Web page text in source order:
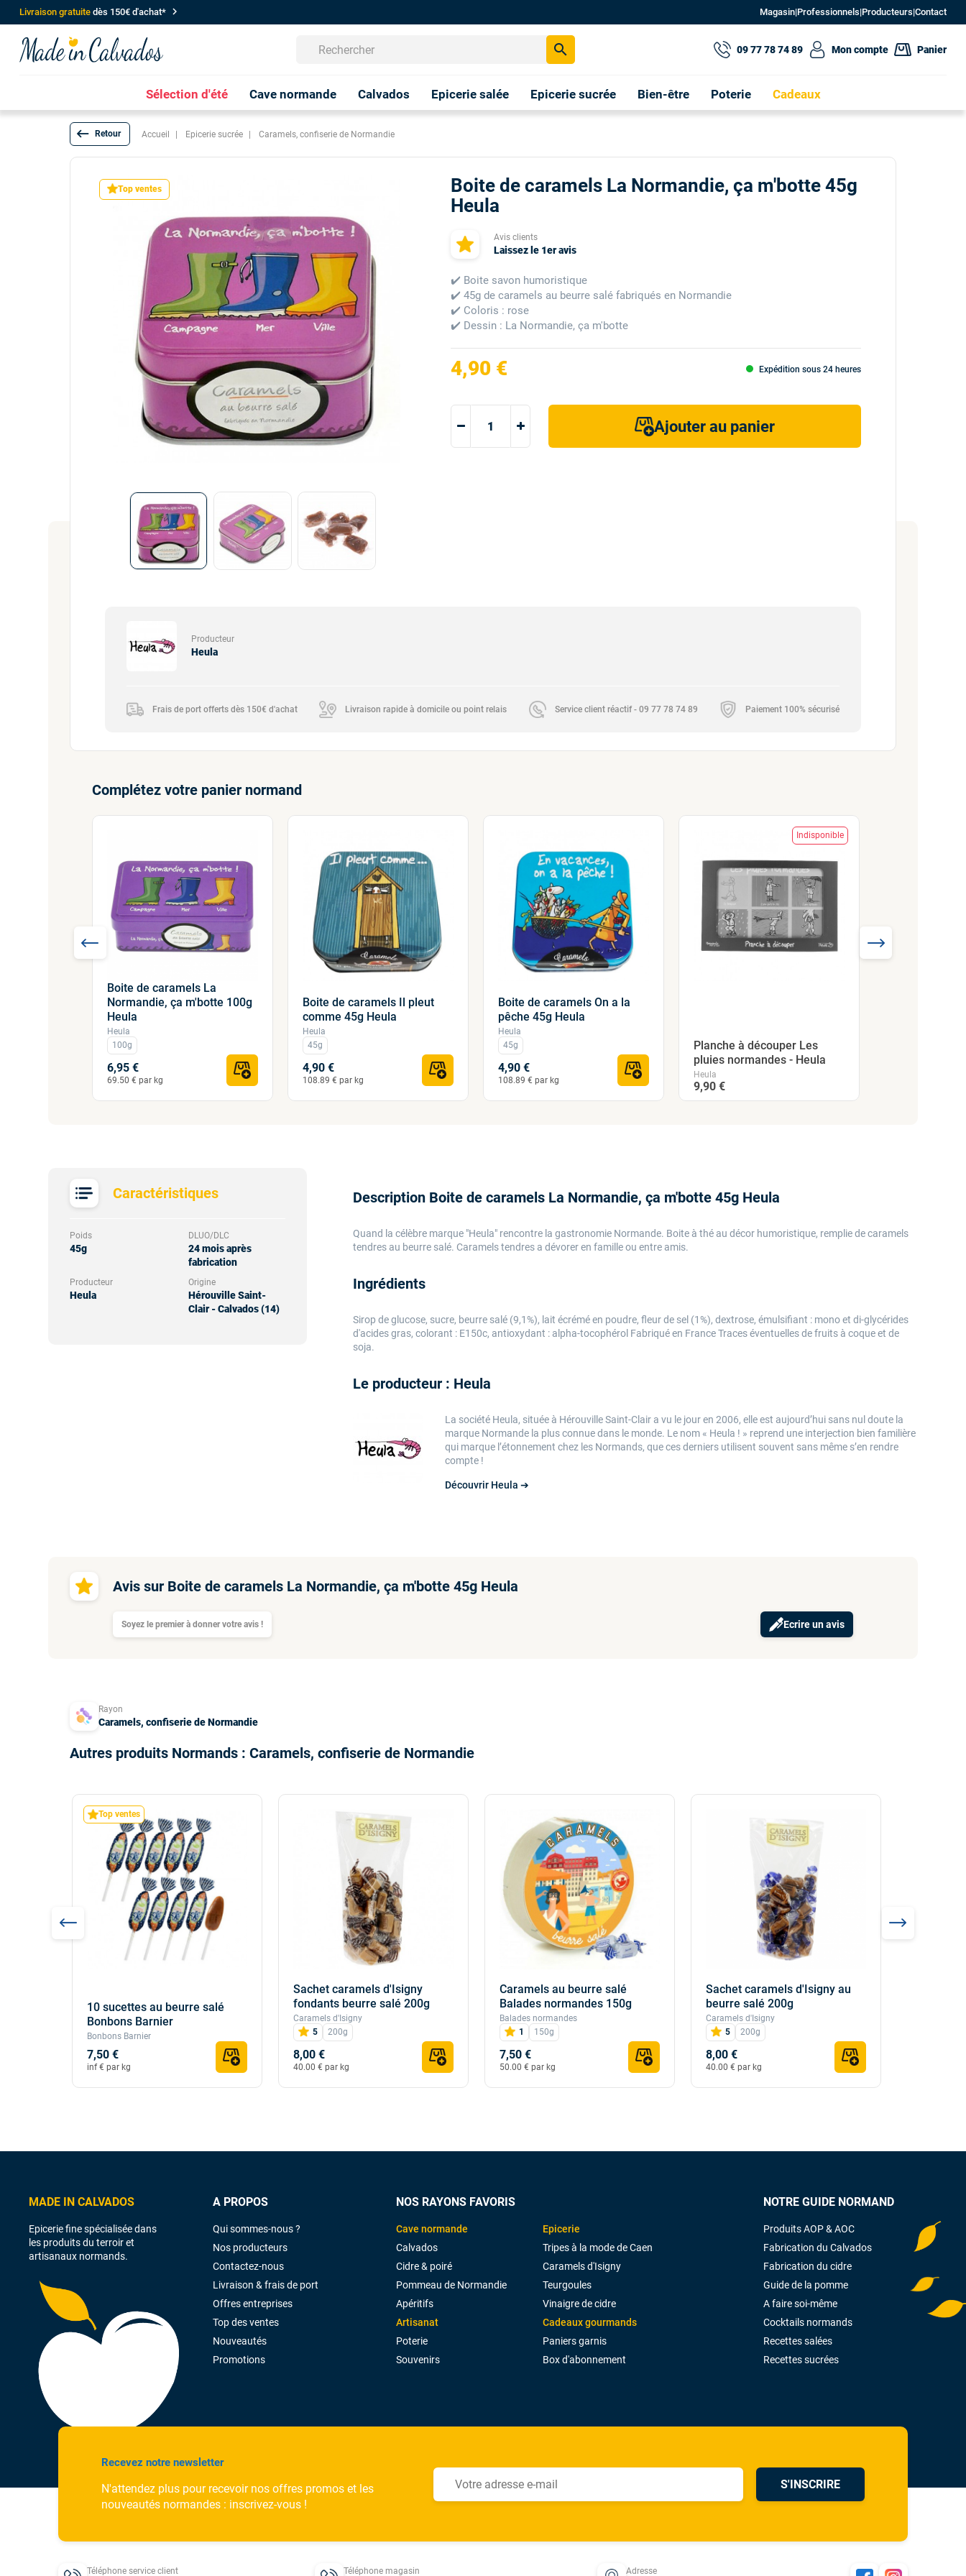
Livraison gratuitedès 150€ d'achat* chevron_right Magasin|Professionnels|Producteurs|Contact
search
Sélection d'été Cave normande Calvados Epicerie salée Epicerie sucrée Bien-être Poterie Cadeaux
09 77 78 74 89 Mon compte Panier
keyboard_backspace Accueil Epicerie sucrée Caramels, confiserie de Normandie
Boite de caramels La Normandie, ça m'botte 45g
Heula
Avis clients
Laissez le 1er avis
✔️ Boite savon humoristique
✔️ 45g de caramels au beurre salé fabriqués en Normandie
✔️ Coloris : rose
✔️ Dessin : La Normandie, ça m'botte
4,90 € Expédition sous 24 heures
Ajouter au panier
Producteur
Heula
Frais de port offerts dès 150€ d'achat Livraison rapide à domicile ou point relais Service client réactif - 09 77 78 74 89 Paiement 100% sécurisé
Complétez votre panier normand
Boite de caramels La
Normandie, ça m'botte 100g
Heula
Heula
100g
6,95 €
69.50 € par kg
Boite de caramels Il pleut
comme 45g Heula
Heula
45g
4,90 €
108.89 € par kg
Boite de caramels On a la
pêche 45g Heula
Heula
45g
4,90 €
108.89 € par kg
Indisponible
Planche à découper Les
pluies normandes - Heula
Heula
9,90 €
Caractéristiques
Poids
45g
DLUO/DLC
24 mois après
fabrication
Producteur
Heula
Origine
Hérouville Saint-
Clair - Calvados (14)
Description Boite de caramels La Normandie, ça m'botte 45g Heula
Quand la célèbre marque "Heula" rencontre la gastronomie Normande. Boite à thé au décor humoristique, remplie de caramels
tendres au beurre salé. Caramels tendres a dévorer en famille ou entre amis.
Ingrédients
Sirop de glucose, sucre, beurre salé (9,1%), lait écrémé en poudre, fleur de sel (1%), dextrose, émulsifiant : mono et di-glycérides
d'acides gras, colorant : E150c, antioxydant : alpha-tocophérol Fabriqué en France Traces éventuelles de fruits à coque et de
soja.
Le producteur : Heula
La société Heula, située à Hérouville Saint-Clair a vu le jour en 2006, elle est aujourd’hui sans nul doute la
marque Normande la plus connue dans le monde. Le nom « Heula ! » reprend une interjection bien familière
qui marque l’étonnement chez les Normands, que ces derniers utilisent souvent sans même s’en rendre
compte !
Découvrir Heula ➔
Avis sur Boite de caramels La Normandie, ça m'botte 45g Heula
Soyez le premier à donner votre avis ! Ecrire un avis
Rayon
Caramels, confiserie de Normandie
Autres produits Normands : Caramels, confiserie de Normandie
Top ventes
10 sucettes au beurre salé
Bonbons Barnier
Bonbons Barnier
7,50 €
inf € par kg
Sachet caramels d'Isigny
fondants beurre salé 200g
Caramels d'Isigny
5
200g
8,00 €
40.00 € par kg
Caramels au beurre salé
Balades normandes 150g
Balades normandes
1
150g
7,50 €
50.00 € par kg
Sachet caramels d'Isigny au
beurre salé 200g
Caramels d'Isigny
5
200g
8,00 €
40.00 € par kg
MADE IN CALVADOS
Epicerie fine spécialisée dans
les produits du terroir et
artisanaux normands.
A PROPOS
Qui sommes-nous ?
Nos producteurs
Contactez-nous
Livraison & frais de port
Offres entreprises
Top des ventes
Nouveautés
Promotions
NOS RAYONS FAVORIS
Cave normande
Calvados
Cidre & poiré
Pommeau de Normandie
Apéritifs
Artisanat
Poterie
Souvenirs
Epicerie
Tripes à la mode de Caen
Caramels d'Isigny
Teurgoules
Vinaigre de cidre
Cadeaux gourmands
Paniers garnis
Box d'abonnement
NOTRE GUIDE NORMAND
Produits AOP & AOC
Fabrication du Calvados
Fabrication du cidre
Guide de la pomme
A faire soi-même
Cocktails normands
Recettes salées
Recettes sucrées
Recevez notre newsletter
N'attendez plus pour recevoir nos offres promos et les
nouveautés normandes : inscrivez-vous !
S'INSCRIRE
Téléphone service client Téléphone magasin Adresse